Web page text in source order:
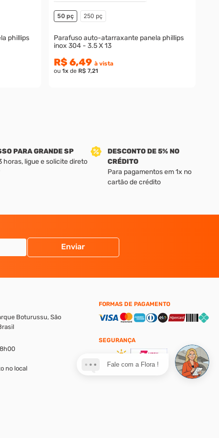
phillips
50 pç 250 pç
Parafuso auto-atarraxante panela phillips
inox 304 - 3.5 X 13
R$ 6,49 à vista
ou 1xde R$ 7,21
PARA GRANDE SP
horas, ligue e solicite direto
DESCONTO DE 5% NO
CRÉDITO
Para pagamentos em 1x no
cartão de crédito
Enviar
Boturussu, São
no local
FORMAS DE PAGAMENTO
SEGURANÇA
Fale com a Flora !